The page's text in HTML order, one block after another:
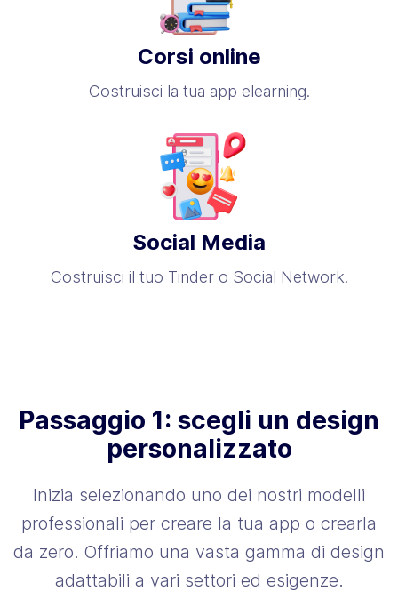
Corsi online
Costruisci la tua app elearning.
Social Media
Costruisci il tuo Tinder o Social Network.
Passaggio 1: scegli un design
personalizzato
Inizia selezionando uno dei nostri modelli
professionali per creare la tua app o crearla
da zero. Offriamo una vasta gamma di design
adattabili a vari settori ed esigenze.